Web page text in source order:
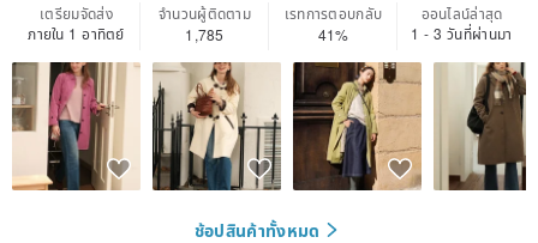
เตรียมจัดส่ง
ภายใน 1 อาทิตย์
จำนวนผู้ติดตาม
1,785
เรทการตอบกลับ
41%
ออนไลน์ล่าสุด
1 - 3 วันที่ผ่านมา
ช้อปสินค้าทั้งหมด